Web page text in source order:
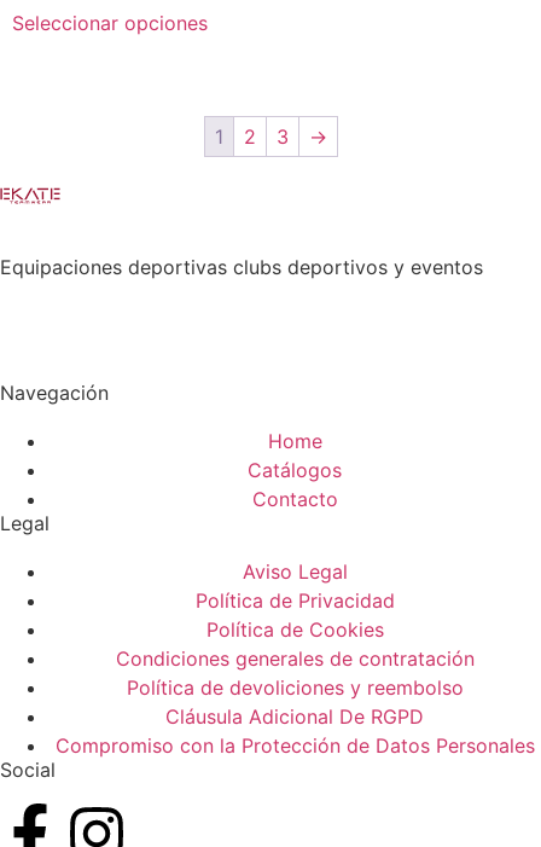
de
5
Seleccionar opciones
1 2 3 →
Equipaciones deportivas clubs deportivos y eventos
Navegación
Home
Catálogos
Contacto
Legal
Aviso Legal
Política de Privacidad
Política de Cookies
Condiciones generales de contratación
Política de devoliciones y reembolso
Cláusula Adicional De RGPD
Compromiso con la Protección de Datos Personales
Social